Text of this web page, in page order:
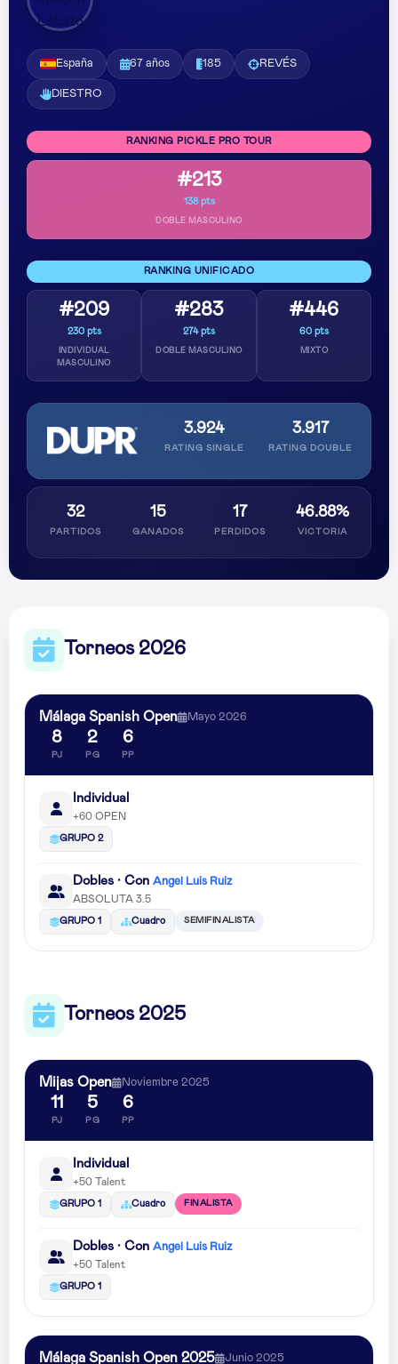
España 67 años 185 REVÉS
DIESTRO
RANKING PICKLE PRO TOUR
#213
138 pts
DOBLE MASCULINO
RANKING UNIFICADO
#209
230 pts
INDIVIDUAL
MASCULINO
#283
274 pts
DOBLE MASCULINO
#446
60 pts
MIXTO
3.924
RATING SINGLE
3.917
RATING DOUBLE
32
PARTIDOS
15
GANADOS
17
PERDIDOS
46.88%
VICTORIA
Torneos 2026
Málaga Spanish Open Mayo 2026
8
PJ
2
PG
6
PP
Individual
+60 OPEN
GRUPO 2
Dobles · Con Angel Luis Ruiz
ABSOLUTA 3.5
GRUPO 1 Cuadro SEMIFINALISTA
Torneos 2025
Mijas Open Noviembre 2025
11
PJ
5
PG
6
PP
Individual
+50 Talent
GRUPO 1 Cuadro FINALISTA
Dobles · Con Angel Luis Ruiz
+50 Talent
GRUPO 1
Málaga Spanish Open 2025 Junio 2025